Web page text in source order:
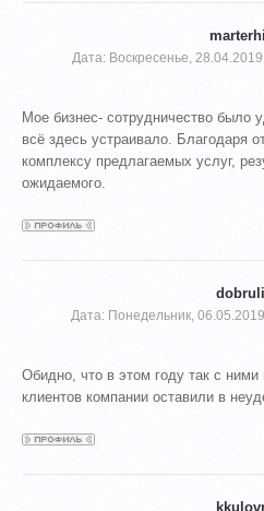
Дата: Воскресенье,
Мое бизнес- сотрудничество было
всё здесь устраивало. Благодаря
комплексу предлагаемых услуг,
ожидаемого.
Дата: Понедельник,
Обидно, что в этом году так с
клиентов компании оставили в